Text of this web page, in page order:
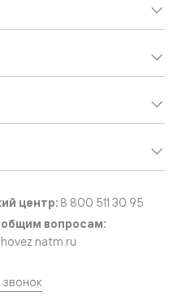
центр: 8 800 511 30 95
вопросам: